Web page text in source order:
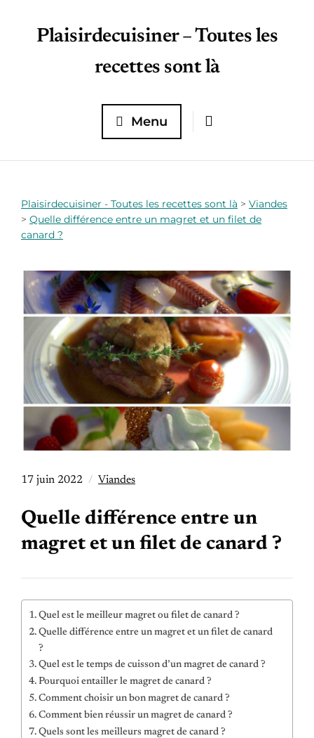
Plaisirdecuisiner – Toutes les
recettes sont là
Menu
Plaisirdecuisiner - Toutes les recettes sont là > Viandes
> Quelle différence entre un magret et un filet de
canard ?
17 juin 2022 Viandes
Quelle différence entre un
magret et un filet de canard ?
Quel est le meilleur magret ou filet de canard ?
Quelle différence entre un magret et un filet de canard
?
Quel est le temps de cuisson d’un magret de canard ?
Pourquoi entailler le magret de canard ?
Comment choisir un bon magret de canard ?
Comment bien réussir un magret de canard ?
Quels sont les meilleurs magret de canard ?